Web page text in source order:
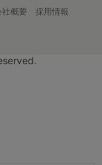
社概要
採用情報